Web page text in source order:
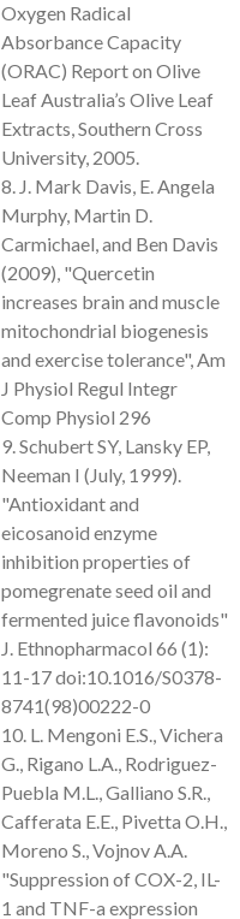
Oxygen Radical
Absorbance Capacity
(ORAC) Report on Olive
Leaf Australia’s Olive Leaf
Extracts, Southern Cross
University, 2005.
8. J. Mark Davis, E. Angela
Murphy, Martin D.
Carmichael, and Ben Davis
(2009), "Quercetin
increases brain and muscle
mitochondrial biogenesis
and exercise tolerance", Am
J Physiol Regul Integr
Comp Physiol 296
9. Schubert SY, Lansky EP,
Neeman I (July, 1999).
"Antioxidant and
eicosanoid enzyme
inhibition properties of
pomegrenate seed oil and
fermented juice flavonoids"
J. Ethnopharmacol 66 (1):
11-17 doi:10.1016/S0378-
8741(98)00222-0
10. L. Mengoni E.S., Vichera
G., Rigano L.A., Rodriguez-
Puebla M.L., Galliano S.R.,
Cafferata E.E., Pivetta O.H.,
Moreno S., Vojnov A.A.
"Suppression of COX-2, IL-
1 and TNF-a expression